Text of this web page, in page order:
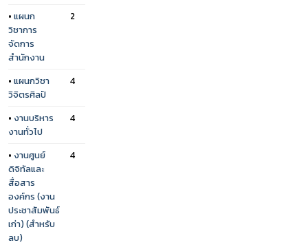
• แผนก
วิชาการ
จัดการ
สำนักงาน
2
• แผนกวิชา
วิจิตรศิลป์
4
• งานบริหาร
งานทั่วไป
4
• งานศูนย์
ดิจิทัลและ
สื่อสาร
องค์กร (งาน
ประชาสัมพันธ์
เก่า) (สำหรับ
ลบ)
4